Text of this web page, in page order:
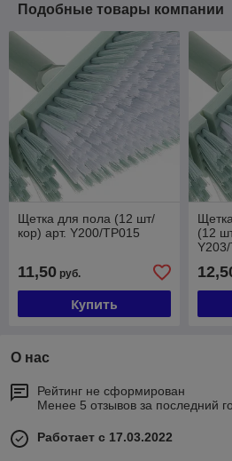
Подобные товары компании
Щетка для пола (12 шт/
кор) арт. Y200/TP015
11,50 руб.
Купить
(12
О нас
Рейтинг не сформирован
Менее 5 отзывов за последний
Работает с 17.03.2022